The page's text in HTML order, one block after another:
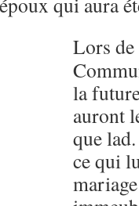
Lors
la
auront
que
ce qui